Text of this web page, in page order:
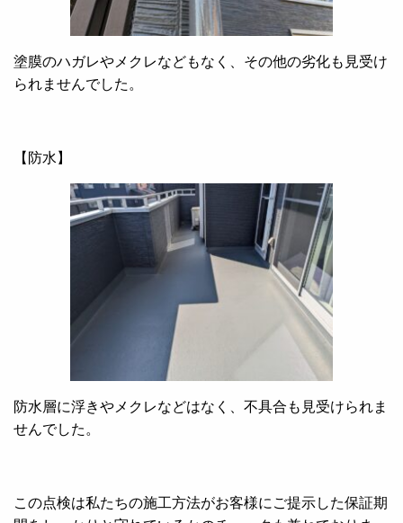
塗膜のハガレやメクレなどもなく、その他の劣化も見受け
られませんでした。
【防水】
防水層に浮きやメクレなどはなく、不具合も見受けられま
せんでした。
この点検は私たちの施工方法がお客様にご提示した保証期